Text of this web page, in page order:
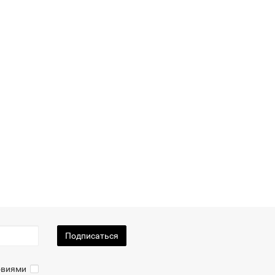
Подписаться